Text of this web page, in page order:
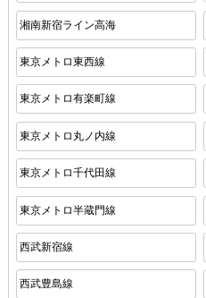
湘南新宿ライン高海
東京メトロ東西線
東京メトロ有楽町線
東京メトロ丸ノ内線
東京メトロ千代田線
東京メトロ半蔵門線
西武新宿線
西武豊島線